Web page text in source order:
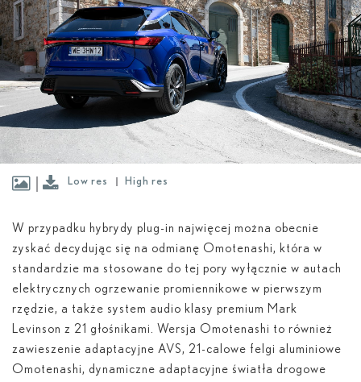
Low res High res
W przypadku hybrydy plug-in najwięcej można obecnie
zyskać decydując się na odmianę Omotenashi, która w
standardzie ma stosowane do tej pory wyłącznie w autach
elektrycznych ogrzewanie promiennikowe w pierwszym
rzędzie, a także system audio klasy premium Mark
Levinson z 21 głośnikami. Wersja Omotenashi to również
zawieszenie adaptacyjne AVS, 21-calowe felgi aluminiowe
Omotenashi, dynamiczne adaptacyjne światła drogowe